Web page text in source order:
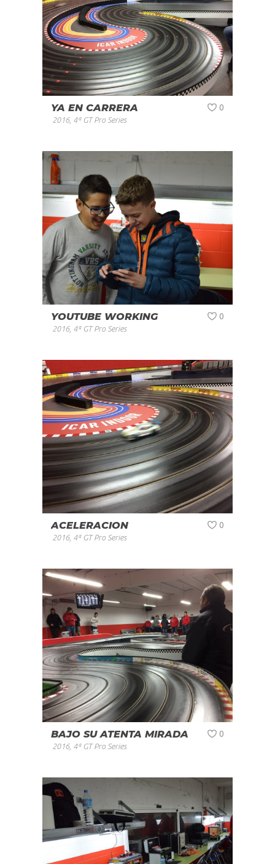
YA EN CARRERA
2016, 4ª GT Pro Series
0
YOUTUBE WORKING
2016, 4ª GT Pro Series
0
ACELERACION
2016, 4ª GT Pro Series
0
BAJO SU ATENTA MIRADA
2016, 4ª GT Pro Series
0